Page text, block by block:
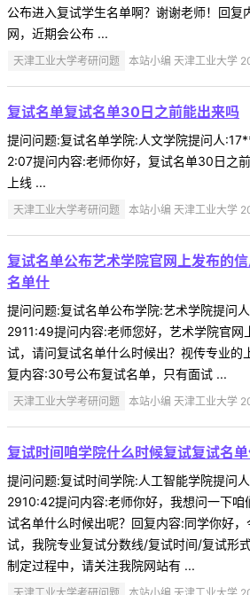
公布进入复试学生名单啊？谢谢老师！回复
网，近期会公布 ...
天津工业大学考研问题 本站小编 天津工业大学
复试名单复试名单30日之前能出来吗
提问问题:复试名单学院:人文学院提问人
2:07提问内容:老师你好，复试名单30日之
上线 ...
天津工业大学考研问题 本站小编 天津工业大学
复试名单公布艺术学院官网上发布的
名单什
提问问题:复试名单公布学院:艺术学院提
2911:49提问内容:老师您好，艺术学院官网
试，请问复试名单什么时候出？视传专业的
复内容:30号公布复试名单，只有面试 ...
天津工业大学考研问题 本站小编 天津工业大学
复试时间咱学院什么时候复试复试名
提问问题:复试时间学院:人工智能学院提
2910:42提问内容:老师你好，我想问一下咱
试名单什么时候出呢？回复内容:同学你好
试，我院专业复试分数线/复试时间/复试形
制定过程中，请关注我院网站有 ...
天津工业大学考研问题 本站小编 天津工业大学